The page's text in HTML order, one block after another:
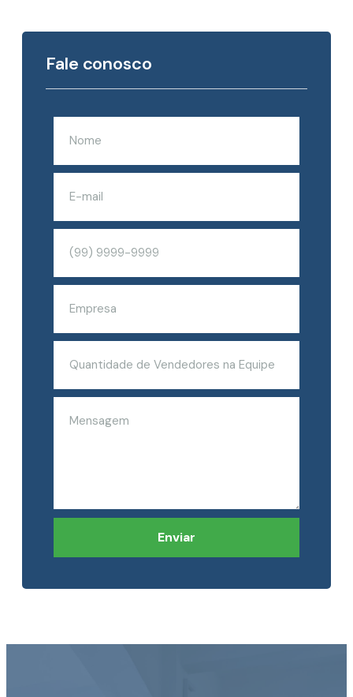
Fale conosco
Enviar